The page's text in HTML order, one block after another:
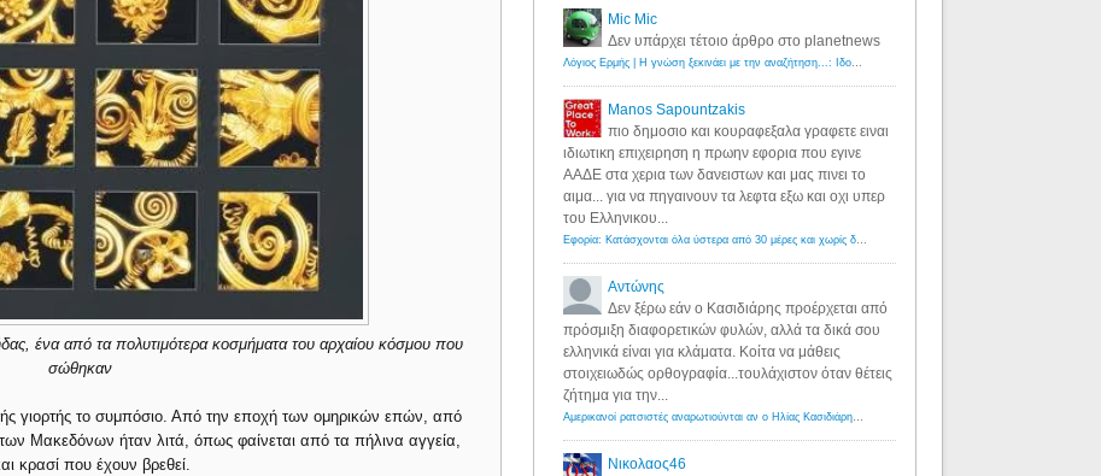
ένα από τα πολυτιμότερα κοσμήματα του αρχαίου κόσμου που
σώθηκαν
γιορτής το συμπόσιο. Από την εποχή των ομηρικών επών, από
Μακεδόνων ήταν λιτά, όπως φαίνεται από τα πήλινα αγγεία,
κρασί που έχουν βρεθεί.
Mic Mic
Δεν υπάρχει τέτοιο άρθρο στο planetnews
Λόγιος Ερμής | Η γνώση ξεκινάει με την αναζήτηση...: Ιδού οι 18 που χρωστούν 11 δις ευρώ!
Manos Sapountzakis
πιο δημοσιο και κουραφεξαλα γραφετε ειναι
ιδιωτικη επιχειρηση η πρωην εφορια που εγινε
ΑΑΔΕ στα χερια των δανειστων και μας πινει το
αιμα... για να πηγαινουν τα λεφτα εξω και οχι υπερ
του Ελληνικου...
Εφορία: Κατάσχονται όλα ύστερα από 30 μέρες και χωρίς δικαστικές αποφάσεις - Λόγιος Ερμής
Αντώνης
Δεν ξέρω εάν ο Κασιδιάρης προέρχεται από
πρόσμιξη διαφορετικών φυλών, αλλά τα δικά σου
ελληνικά είναι για κλάματα. Κοίτα να μάθεις
στοιχειωδώς ορθογραφία...τουλάχιστον όταν θέτεις
ζήτημα για την...
Αμερικανοί ρατσιστές αναρωτιούνται αν ο Ηλίας Κασιδιάρης ανήκει στη λευκή φυλή... - Λόγιος Ερμής
Νικολαος46